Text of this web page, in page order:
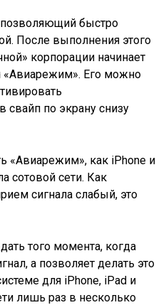
позволяющий быстро
После выполнения этого
корпорации начинает
«Авиарежим». Его можно
свайп по экрану снизу
«Авиарежим», как iPhone и
сотовой сети. Как
сигнала слабый, это
того момента, когда
а позволяет делать это
для iPhone, iPad и
лишь раз в несколько